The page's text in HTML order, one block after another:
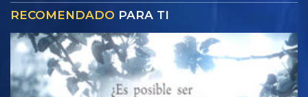
RECOMENDADO PARA TI